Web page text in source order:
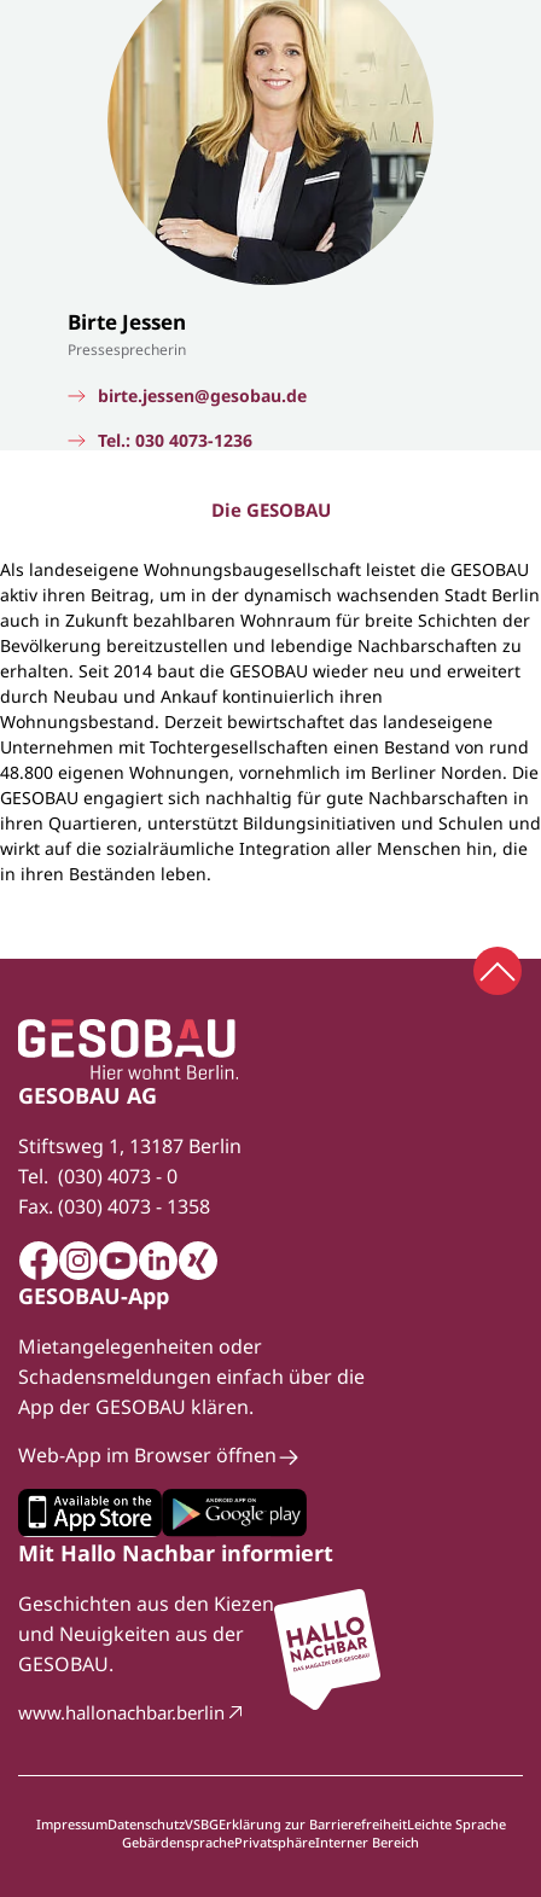
Birte Jessen
Pressesprecherin
birte.jessen@gesobau.de
Tel.: 030 4073-1236
Die GESOBAU
Als landeseigene Wohnungsbaugesellschaft leistet die GESOBAU
aktiv ihren Beitrag, um in der dynamisch wachsenden Stadt Berlin
auch in Zukunft bezahlbaren Wohnraum für breite Schichten der
Bevölkerung bereitzustellen und lebendige Nachbarschaften zu
erhalten. Seit 2014 baut die GESOBAU wieder neu und erweitert
durch Neubau und Ankauf kontinuierlich ihren
Wohnungsbestand. Derzeit bewirtschaftet das landeseigene
Unternehmen mit Tochtergesellschaften einen Bestand von rund
48.800 eigenen Wohnungen, vornehmlich im Berliner Norden. Die
GESOBAU engagiert sich nachhaltig für gute Nachbarschaften in
ihren Quartieren, unterstützt Bildungsinitiativen und Schulen und
wirkt auf die sozialräumliche Integration aller Menschen hin, die
in ihren Beständen leben.
Fußbereich
Zur Startseite
GESOBAU AG
Stiftsweg 1, 13187 Berlin
Tel. (030) 4073 - 0
Fax. (030) 4073 - 1358
FacebookInstagram
YoutubeLinkedIn
Xing
GESOBAU-App
Mietangelegenheiten oder
Schadensmeldungen einfach über die
App der GESOBAU klären.
Web-App im Browser öffnen
Mit Hallo Nachbar informiert
Geschichten aus den Kiezen
und Neuigkeiten aus der
GESOBAU.
www.hallonachbar.berlin
ImpressumDatenschutzVSBGErklärung zur BarrierefreiheitLeichte Sprache
GebärdensprachePrivatsphäreInterner Bereich